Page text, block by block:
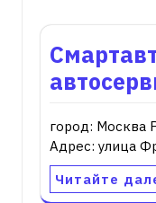
город: Москва
Адрес: улица
Читайте